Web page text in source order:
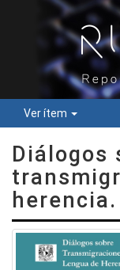
Ver ítem
Diálogos